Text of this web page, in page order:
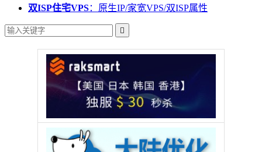
双ISP住宅VPS：原生IP/家宽VPS/双ISP属性
